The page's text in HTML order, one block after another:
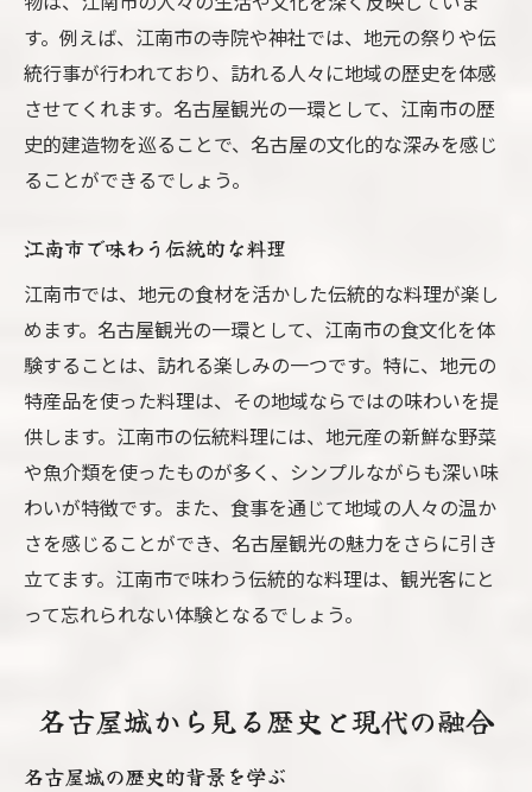
す。例えば、江南市の寺院や神社では、地元の祭りや伝
統行事が行われており、訪れる人々に地域の歴史を体感
させてくれます。名古屋観光の一環として、江南市の歴
史的建造物を巡ることで、名古屋の文化的な深みを感じ
ることができるでしょう。
江南市で味わう伝統的な料理
江南市では、地元の食材を活かした伝統的な料理が楽し
めます。名古屋観光の一環として、江南市の食文化を体
験することは、訪れる楽しみの一つです。特に、地元の
特産品を使った料理は、その地域ならではの味わいを提
供します。江南市の伝統料理には、地元産の新鮮な野菜
や魚介類を使ったものが多く、シンプルながらも深い味
わいが特徴です。また、食事を通じて地域の人々の温か
さを感じることができ、名古屋観光の魅力をさらに引き
立てます。江南市で味わう伝統的な料理は、観光客にと
って忘れられない体験となるでしょう。
名古屋城から見る歴史と現代の融合
名古屋城の歴史的背景を学ぶ